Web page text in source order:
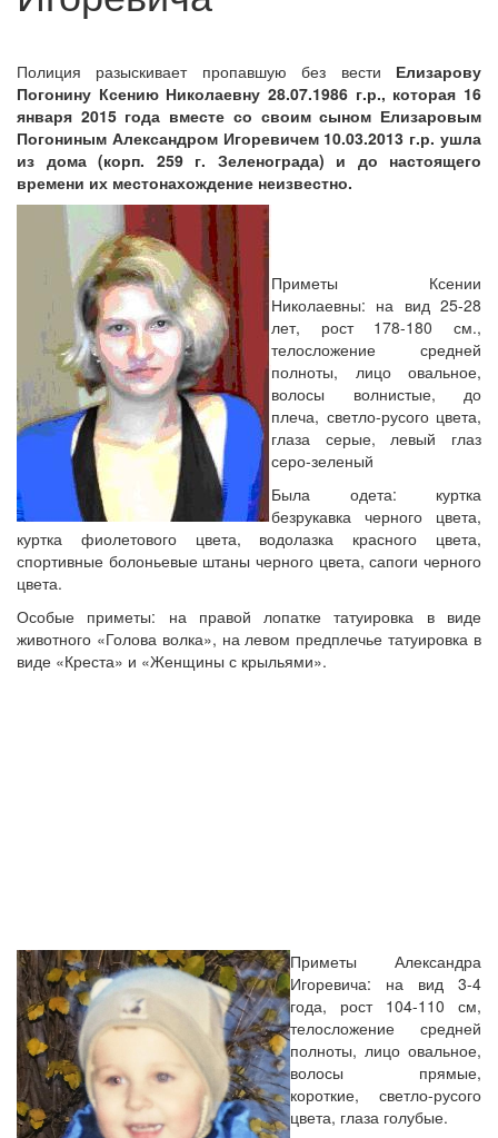
Полиция разыскивает пропавшую без вести Елизарову
Погонину Ксению Николаевну 28.07.1986 г.р., которая 16
января 2015 года вместе со своим сыном Елизаровым
Погониным Александром Игоревичем 10.03.2013 г.р. ушла
из дома (корп. 259 г. Зеленограда) и до настоящего
времени их местонахождение неизвестно.
Приметы Ксении
Николаевны: на вид 25-28
лет, рост 178-180 см.,
телосложение средней
полноты, лицо овальное,
волосы волнистые, до
плеча, светло-русого цвета,
глаза серые, левый глаз
серо-зеленый
Была одета: куртка
безрукавка черного цвета,
куртка фиолетового цвета, водолазка красного цвета,
спортивные болоньевые штаны черного цвета, сапоги черного
цвета.
Особые приметы: на правой лопатке татуировка в виде
животного «Голова волка», на левом предплечье татуировка в
виде «Креста» и «Женщины с крыльями».
Приметы Александра
Игоревича: на вид 3-4
года, рост 104-110 см,
телосложение средней
полноты, лицо овальное,
волосы прямые,
короткие, светло-русого
цвета, глаза голубые.